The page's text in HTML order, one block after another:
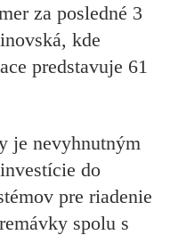
za posledné 3
kde
predstavuje 61
je nevyhnutným
do
pre riadenie
spolu s